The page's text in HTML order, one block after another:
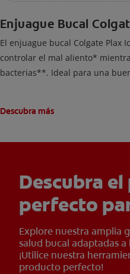
Enjuague Bucal
El enjuague bucal Colgate Plax
controlar el mal aliento*
bacterias**. Ideal para una
Descubra más
Descubra
perfecto
Explore nuestra amplia
salud bucal adaptadas
¡Utilice nuestra
producto perfecto!